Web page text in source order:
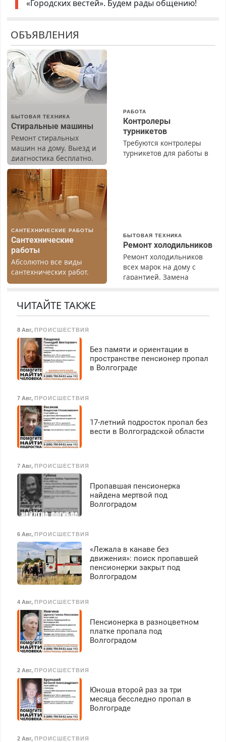
«Городских вестей». Будем рады общению!
ОБЪЯВЛЕНИЯ
БЫТОВАЯ ТЕХНИКА
Стиральные машины
Ремонт стиральных
машин на дому. Выезд и
диагностика бесплатно.
Предусмотрены скидки.
РАБОТА
Контролеры
турникетов
Требуются контролеры
турникетов для работы в
Ежемесячно
выплачивается денежная
премия. Возможно
бесплатное обучение,
получение документов,
125000 руб.
САНТЕХНИЧЕСКИЕ РАБОТЫ
Сантехнические
работы
Абсолютно все виды
сантехнических работ.
Быстро. Качественно.
БЫТОВАЯ ТЕХНИКА
Ремонт холодильников
Ремонт холодильников
всех марок на дому с
гарантией. Замена
Вызов бесплатный.
ЧИТАЙТЕ ТАКЖЕ
8 Авг, ПРОИСШЕСТВИЯ
Без памяти и ориентации в
пространстве пенсионер пропал
в Волгограде
7 Авг, ПРОИСШЕСТВИЯ
17-летний подросток пропал без
вести в Волгоградской области
7 Авг, ПРОИСШЕСТВИЯ
Пропавшая пенсионерка
найдена мертвой под
Волгоградом
6 Авг, ПРОИСШЕСТВИЯ
«Лежала в канаве без
движения»: поиск пропавшей
пенсионерки закрыт под
Волгоградом
4 Авг, ПРОИСШЕСТВИЯ
Пенсионерка в разноцветном
платке пропала под
Волгоградом
2 Авг, ПРОИСШЕСТВИЯ
Юноша второй раз за три
месяца бесследно пропал в
Волгограде
2 Авг, ПРОИСШЕСТВИЯ